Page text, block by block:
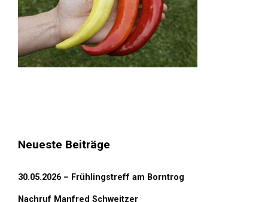
Neueste Beiträge
30.05.2026 – Frühlingstreff am Borntrog
Nachruf Manfred Schweitzer